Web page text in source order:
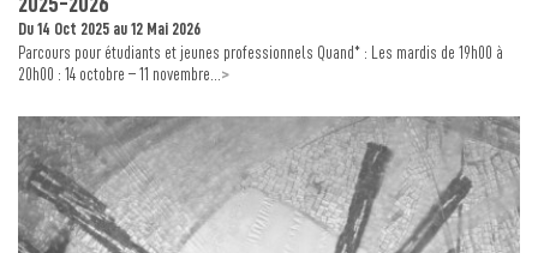
Du 14 Oct 2025 au 12 Mai 2026
Parcours pour étudiants et jeunes professionnels Quand* : Les mardis de 19h00 à
20h00 : 14 octobre – 11 novembre... >